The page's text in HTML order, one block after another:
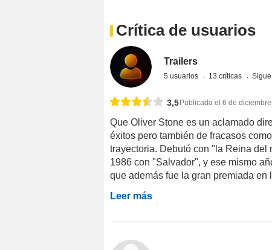
Crítica de usuarios
Trailers
5 usuarios 13 críticas
3,5 Publicada el 6 de
Que Oliver Stone es un aclamado
éxitos pero también de fracasos
trayectoria. Debutó con "la Reina del
1986 con "Salvador", y ese mismo
que además fue la gran premiada en
Leer más